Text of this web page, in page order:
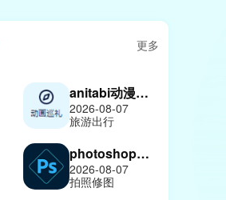
更多
anitabi动漫巡礼
2026-08-07
旅游出行
photoshop中文版
2026-08-07
拍照修图